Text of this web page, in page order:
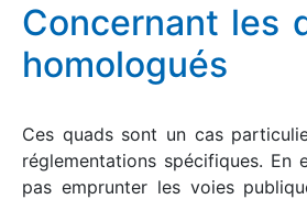
Concernant les
homologués
Ces quads sont un cas
réglementations spécifiques. En
pas emprunter les voies